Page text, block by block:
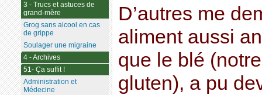
D’autres me
aliment aussi
que le blé
gluten), a pu
3 - Trucs et astuces de
grand-mère
Grog sans alcool en cas
de grippe
Soulager une migraine
4 - Archives
51- Ça suffit !
Administration et
Médecine